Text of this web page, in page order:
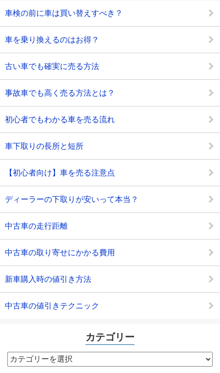
車検の前に車は買い替えすべき？
車を乗り換えるのはお得？
古い車でも確実に売る方法
事故車でも高く売る方法とは？
初心者でもわかる車を売る流れ
車下取りの長所と短所
【初心者向け】車を売る注意点
ディーラーの下取りが安いって本当？
中古車の走行距離
中古車の取り寄せにかかる費用
新車購入時の値引き方法
中古車の値引きテクニック
カテゴリー
カ
テ